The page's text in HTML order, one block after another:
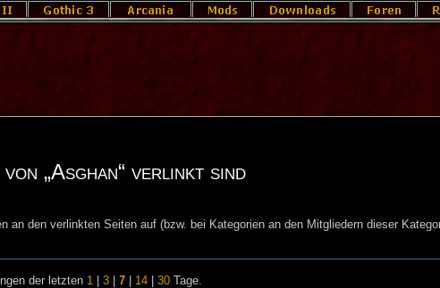
„Asghan“ verlinkt sind
an den verlinkten Seiten auf (bzw. bei Kategorien an den Mitgliedern dieser
der letzten 1 |3 |7 14 |30 Tage.